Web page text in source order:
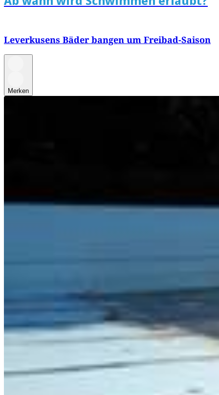
Leverkusens Bäder bangen um Freibad-Saison
Merken